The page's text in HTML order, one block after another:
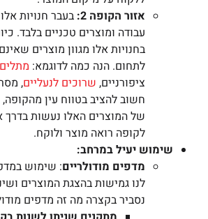
אזור הקופה 2:
בעבר חנויות
עבודה ומוצרים טכניים בלבד.
בחנויות אלו מגוון מוצרים
לתחום. הנה כמה לדוגמא:
ציפורניים, שרוכים לנעליים,
חשוב להציב בטווח עין
של המוצרים האלו נעשות בדרך
לקופה רואה מוצר ולוקח.
שימוש יעיל במרחב:
מדפים מודולריים: שימוש
לנו גמישות בהצגת המוצרים
נסביר בקצרה מה זה מדפים